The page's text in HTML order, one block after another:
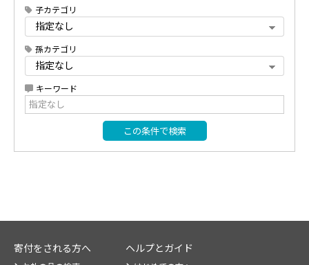
子カテゴリ
孫カテゴリ
キーワード
この条件で検索
寄付をされる方へ ヘルプとガイド